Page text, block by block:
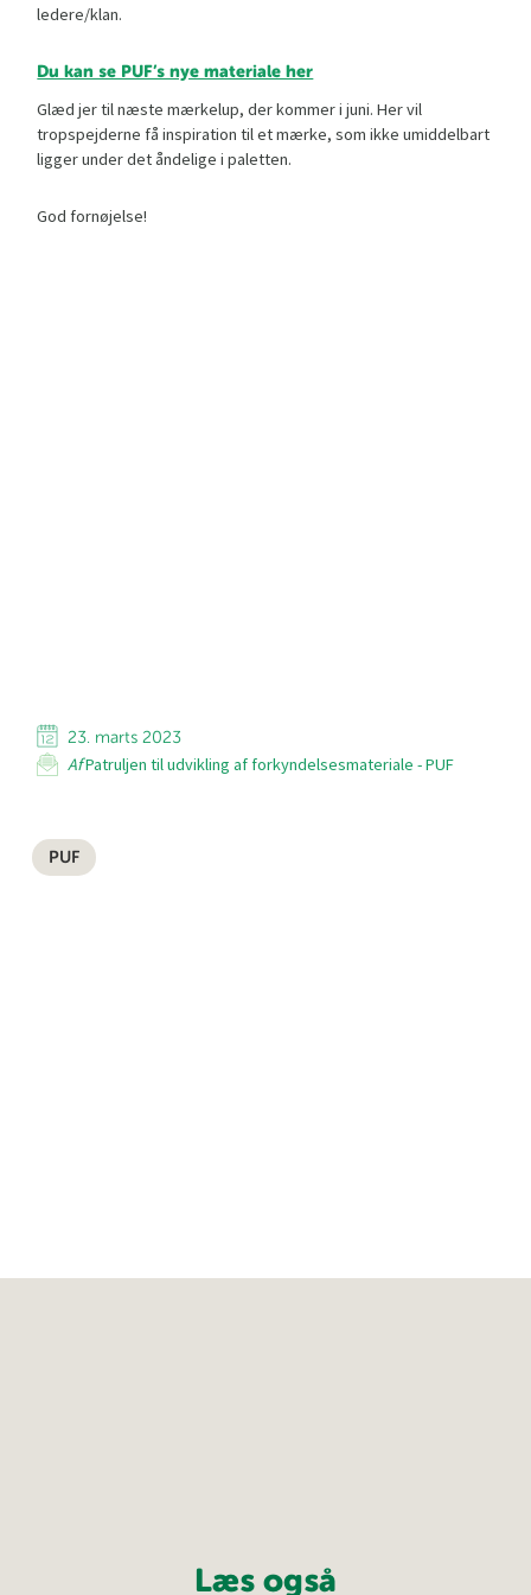
ledere/klan.
Du kan se PUF’s nye materiale her
Glæd jer til næste mærkelup, der kommer i juni. Her vil
tropspejderne få inspiration til et mærke, som ikke umiddelbart
ligger under det åndelige i paletten.
God fornøjelse!
23. marts 2023
AfPatruljen til udvikling af forkyndelsesmateriale - PUF
PUF
Læs også